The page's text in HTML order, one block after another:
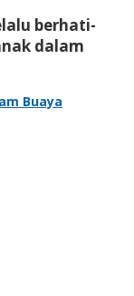
berhati-
dalam
Buaya